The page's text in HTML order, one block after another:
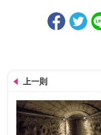
上一則